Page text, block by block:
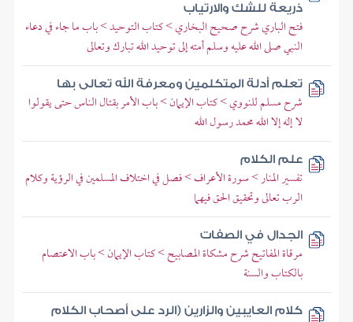
ذريعة للشك والارتياب
فتح الباري شرح صحيح البخاري > كتاب التوحيد > باب ما جاء في دعاء
النبي صلى الله عليه وسلم أمته إلى توحيد الله تبارك وتعالى
تعلم أدلة المتكلمين ومعرفة الله تعالى بها
شرح مسلم للنووي > كتاب الإيمان > باب الأمر بقتال الناس حتى يقولوا
لا إله إلا الله محمد رسول الله
علم الكلام
تفسير المنار > سورة الأعراف > فصل في اختلاف المسلمين في الرؤية وكلام
الرب تعالى وتحقيق الحق فيهما
الجدال في الصفات
مرقاة المفاتيح شرح مشكاة المصابيح > كتاب الإيمان > باب الاعتصام
بالكتاب والسنة
كلام العايبين والزارين (الرد على أصحاب الكلام